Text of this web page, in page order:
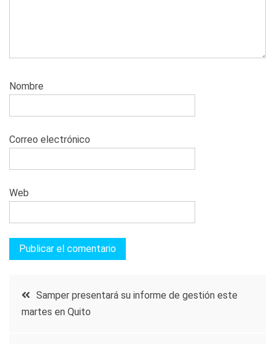
Nombre
Correo electrónico
Web
Navegación
Samper presentará su informe de gestión este
martes en Quito